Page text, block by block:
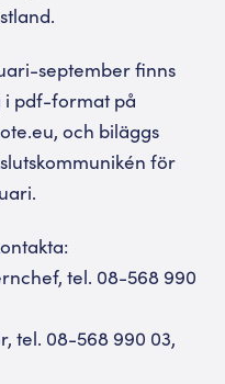
september finns
i pdf-format på
och biläggs
för
tel. 08-568 990
tel. 08-568 990 03,